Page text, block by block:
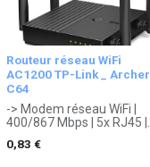
Routeur réseau WiFi
AC1200 TP-Link _ Archer
C64
-> Modem réseau WiFi |
400/867 Mbps | 5x RJ45 |
. Garantie 3 ans
0,83 €